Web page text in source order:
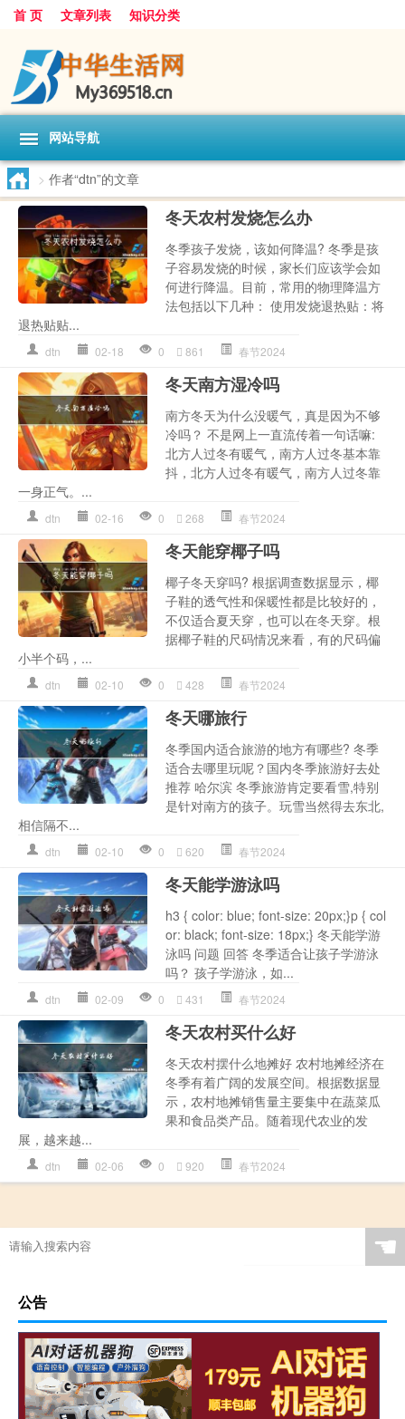
首 页 文章列表 知识分类
网站导航
> 作者“dtn”的文章
冬天农村发烧怎么办
冬季孩子发烧，该如何降温? 冬季是孩
子容易发烧的时候，家长们应该学会如
何进行降温。目前，常用的物理降温方
法包括以下几种： 使用发烧退热贴：将
退热贴贴...
dtn 02-18 0 861 春节2024
冬天南方湿冷吗
南方冬天为什么没暖气，真是因为不够
冷吗？ 不是网上一直流传着一句话嘛:
北方人过冬有暖气，南方人过冬基本靠
抖，北方人过冬有暖气，南方人过冬靠
一身正气。...
dtn 02-16 0 268 春节2024
冬天能穿椰子吗
椰子冬天穿吗? 根据调查数据显示，椰
子鞋的透气性和保暖性都是比较好的，
不仅适合夏天穿，也可以在冬天穿。根
据椰子鞋的尺码情况来看，有的尺码偏
小半个码，...
dtn 02-10 0 428 春节2024
冬天哪旅行
冬季国内适合旅游的地方有哪些? 冬季
适合去哪里玩呢？国内冬季旅游好去处
推荐 哈尔滨 冬季旅游肯定要看雪,特别
是针对南方的孩子。玩雪当然得去东北,
相信隔不...
dtn 02-10 0 620 春节2024
冬天能学游泳吗
h3 { color: blue; font-size: 20px;}p { col
or: black; font-size: 18px;} 冬天能学游
泳吗 问题 回答 冬季适合让孩子学游泳
吗？ 孩子学游泳，如...
dtn 02-09 0 431 春节2024
冬天农村买什么好
冬天农村摆什么地摊好 农村地摊经济在
冬季有着广阔的发展空间。根据数据显
示，农村地摊销售量主要集中在蔬菜瓜
果和食品类产品。随着现代农业的发
展，越来越...
dtn 02-06 0 920 春节2024
☚
公告